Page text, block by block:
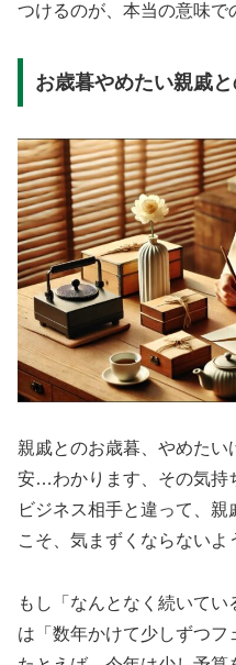
つけるのが、本当の意味で
お歳暮やめたい親戚
親戚とのお歳暮、やめたい
安…わかります、その気持
ビジネス相手と違って、
こそ、気まずくならないよ
もし「なんとなく続いて
は「数年かけて少しずつフ